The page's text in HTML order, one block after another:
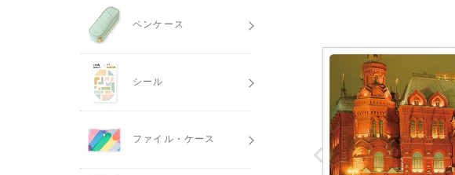
ペンケース
シール
ファイル・ケース